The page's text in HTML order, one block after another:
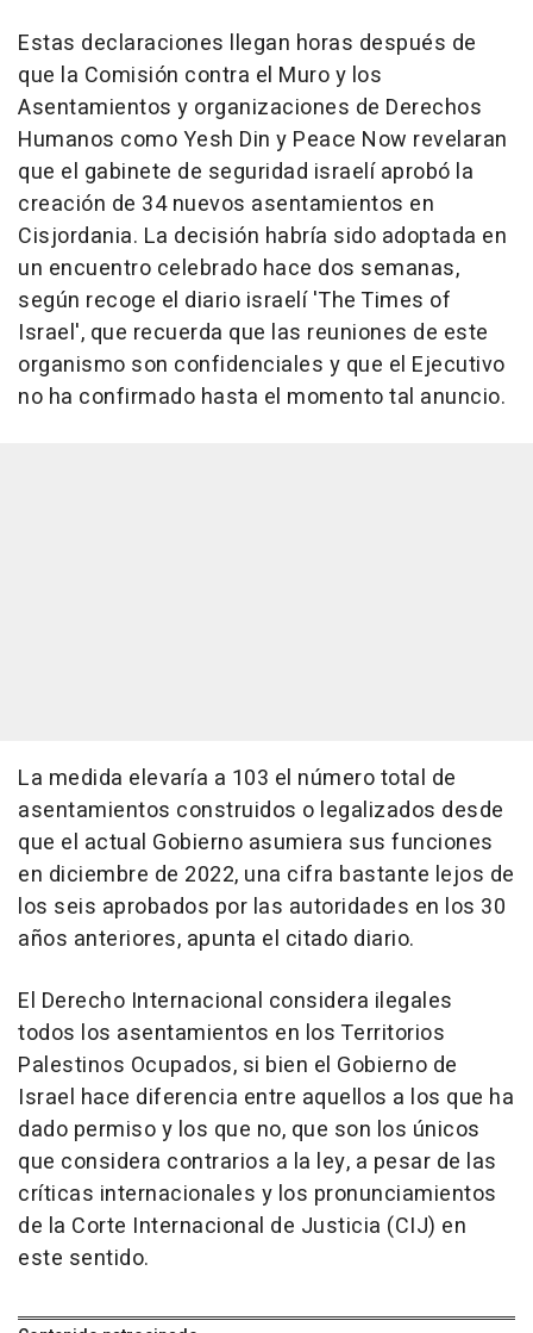
Estas declaraciones llegan horas después de
que la Comisión contra el Muro y los
Asentamientos y organizaciones de Derechos
Humanos como Yesh Din y Peace Now revelaran
que el gabinete de seguridad israelí aprobó la
creación de 34 nuevos asentamientos en
Cisjordania. La decisión habría sido adoptada en
un encuentro celebrado hace dos semanas,
según recoge el diario israelí 'The Times of
Israel', que recuerda que las reuniones de este
organismo son confidenciales y que el Ejecutivo
no ha confirmado hasta el momento tal anuncio.
La medida elevaría a 103 el número total de
asentamientos construidos o legalizados desde
que el actual Gobierno asumiera sus funciones
en diciembre de 2022, una cifra bastante lejos de
los seis aprobados por las autoridades en los 30
años anteriores, apunta el citado diario.
El Derecho Internacional considera ilegales
todos los asentamientos en los Territorios
Palestinos Ocupados, si bien el Gobierno de
Israel hace diferencia entre aquellos a los que ha
dado permiso y los que no, que son los únicos
que considera contrarios a la ley, a pesar de las
críticas internacionales y los pronunciamientos
de la Corte Internacional de Justicia (CIJ) en
este sentido.